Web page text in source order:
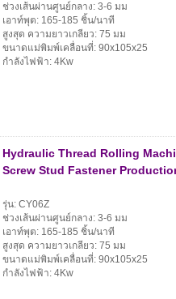
ช่วงเส้นผ่านศูนย์กลาง: 3-6 มม
เอาท์พุต: 165-185 ชิ้น/นาที
สูงสุด ความยาวเกลียว: 75 มม
ขนาดแม่พิมพ์เคลื่อนที่: 90x105x25
กำลังไฟฟ้า: 4Kw
Hydraulic Thread Rolling
Screw Stud Fastener
รุ่น: CY06Z
ช่วงเส้นผ่านศูนย์กลาง: 3-6 มม
เอาท์พุต: 165-185 ชิ้น/นาที
สูงสุด ความยาวเกลียว: 75 มม
ขนาดแม่พิมพ์เคลื่อนที่: 90x105x25
กำลังไฟฟ้า: 4Kw